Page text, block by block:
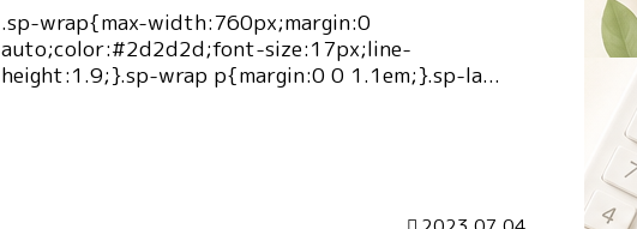
.sp-wrap{max-width:760px;margin:0
auto;color:#2d2d2d;font-size:17px;line-
height:1.9;}.sp-wrap p{margin:0 0 1.1em;}.sp-la...